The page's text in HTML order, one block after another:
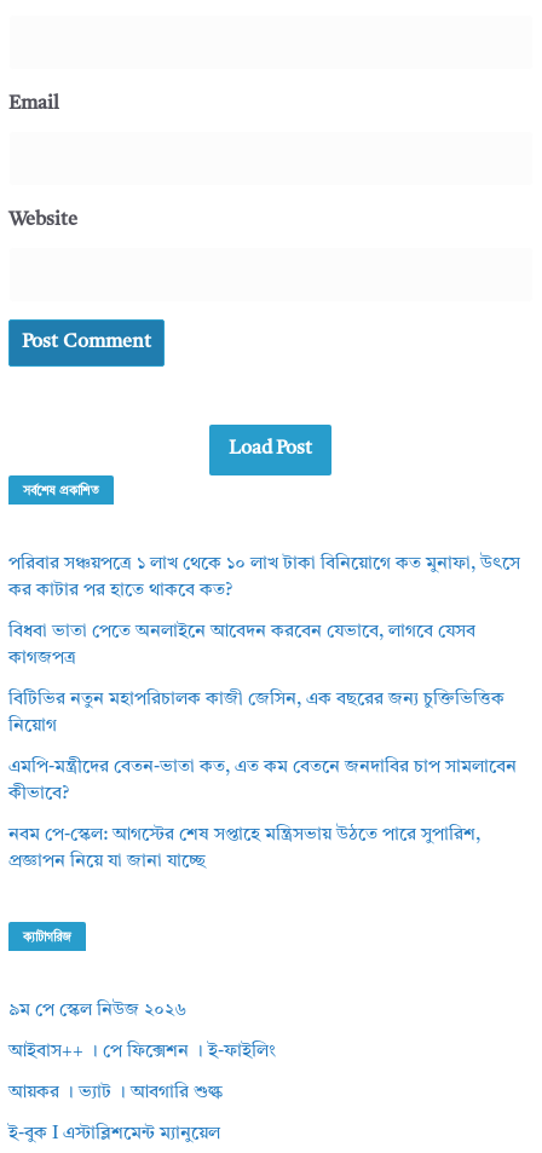
Email
Website
Load Post
সর্বশেষ প্রকাশিত
পরিবার সঞ্চয়পত্রে ১ লাখ থেকে ১০ লাখ টাকা বিনিয়োগে কত মুনাফা, উৎসে
কর কাটার পর হাতে থাকবে কত?
বিধবা ভাতা পেতে অনলাইনে আবেদন করবেন যেভাবে, লাগবে যেসব
কাগজপত্র
বিটিভির নতুন মহাপরিচালক কাজী জেসিন, এক বছরের জন্য চুক্তিভিত্তিক
নিয়োগ
এমপি-মন্ত্রীদের বেতন-ভাতা কত, এত কম বেতনে জনদাবির চাপ সামলাবেন
কীভাবে?
নবম পে-স্কেল: আগস্টের শেষ সপ্তাহে মন্ত্রিসভায় উঠতে পারে সুপারিশ,
প্রজ্ঞাপন নিয়ে যা জানা যাচ্ছে
ক্যাটাগরিজ
৯ম পে স্কেল নিউজ ২০২৬
আইবাস++ । পে ফিক্সেশন । ই-ফাইলিং
আয়কর । ভ্যাট । আবগারি শুল্ক
ই-বুক I এস্টাব্লিশমেন্ট ম্যানুয়েল